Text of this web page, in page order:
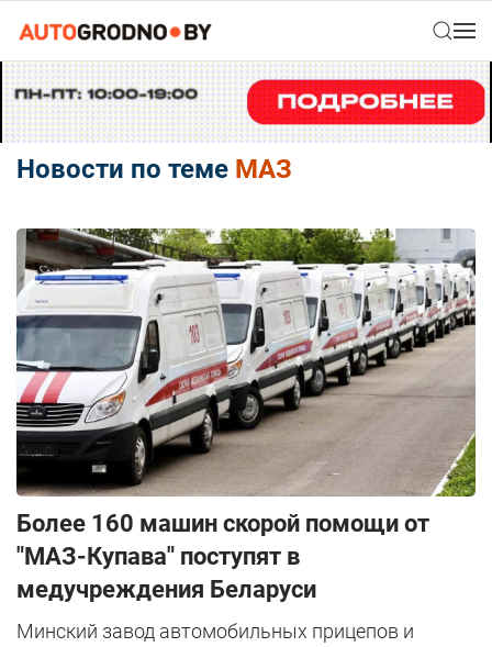
Новости по теме МАЗ
Более 160 машин скорой помощи от
"МАЗ-Купава" поступят в
медучреждения Беларуси
Минский завод автомобильных прицепов и